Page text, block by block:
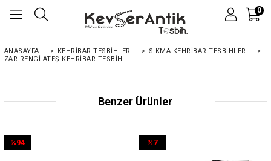
0
ANASAYFA > KEHRIBAR TESBIHLER > SIKMA KEHRİBAR TESBİHLER
>
ZAR RENGI ATEŞ KEHRIBAR TESBIH
Benzer Ürünler
%94
%7